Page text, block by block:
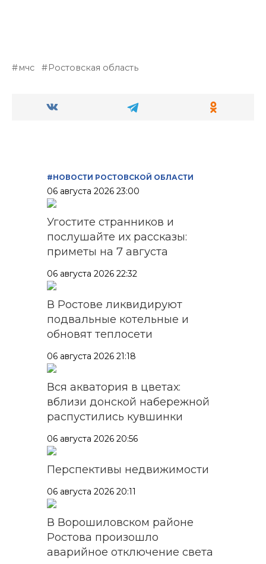
мчс Ростовская область
#НОВОСТИ РОСТОВСКОЙ ОБЛАСТИ
06 августа 2026 23:00
Угостите странников и
послушайте их рассказы:
приметы на 7 августа
06 августа 2026 22:32
В Ростове ликвидируют
подвальные котельные и
обновят теплосети
06 августа 2026 21:18
Вся акватория в цветах:
вблизи донской набережной
распустились кувшинки
06 августа 2026 20:56
Перспективы недвижимости
06 августа 2026 20:11
В Ворошиловском районе
Ростова произошло
аварийное отключение света